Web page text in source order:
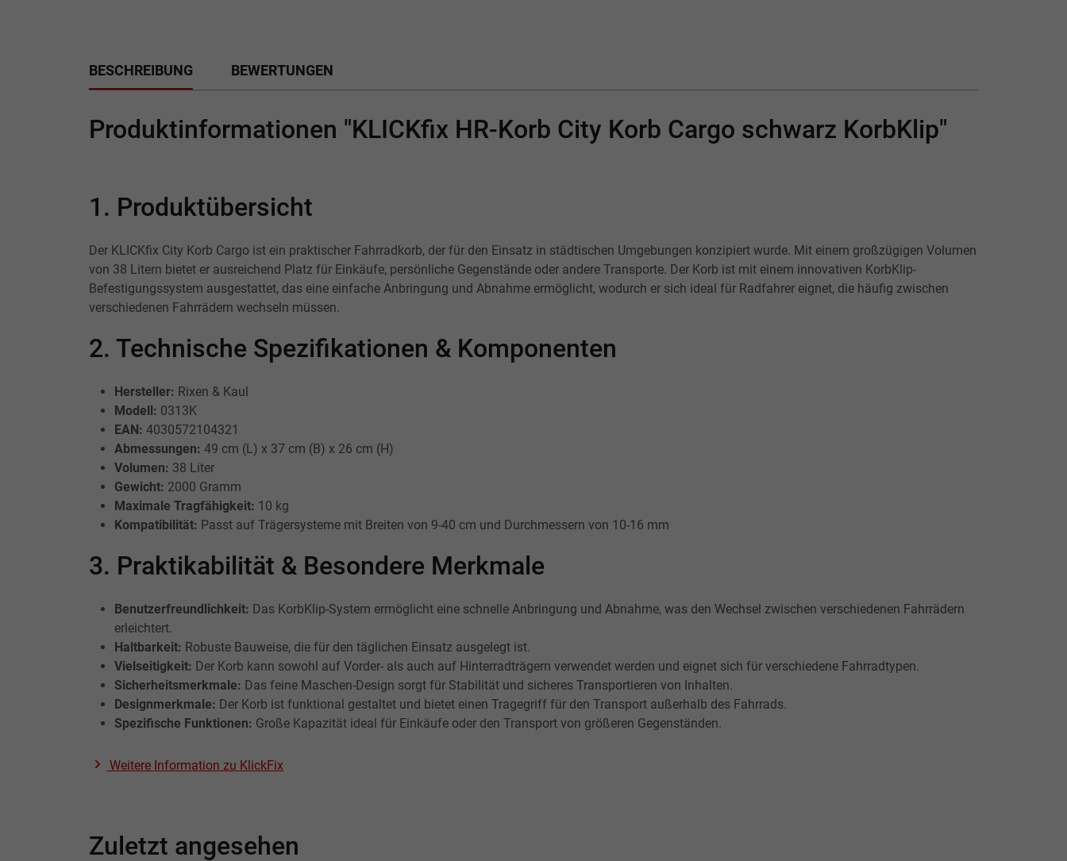
BESCHREIBUNG BEWERTUNGEN
Produktinformationen "KLICKfix HR-Korb City Korb Cargo schwarz KorbKlip"
1. Produktübersicht
Der KLICKfix City Korb Cargo ist ein praktischer Fahrradkorb, der für den Einsatz in städtischen Umgebungen konzipiert wurde. Mit einem großzügigen Volumen
von 38 Litern bietet er ausreichend Platz für Einkäufe, persönliche Gegenstände oder andere Transporte. Der Korb ist mit einem innovativen KorbKlip-
Befestigungssystem ausgestattet, das eine einfache Anbringung und Abnahme ermöglicht, wodurch er sich ideal für Radfahrer eignet, die häufig zwischen
verschiedenen Fahrrädern wechseln müssen.
2. Technische Spezifikationen & Komponenten
Hersteller: Rixen & Kaul
Modell: 0313K
EAN: 4030572104321
Abmessungen: 49 cm (L) x 37 cm (B) x 26 cm (H)
Volumen: 38 Liter
Gewicht: 2000 Gramm
Maximale Tragfähigkeit: 10 kg
Kompatibilität: Passt auf Trägersysteme mit Breiten von 9-40 cm und Durchmessern von 10-16 mm
3. Praktikabilität & Besondere Merkmale
Benutzerfreundlichkeit: Das KorbKlip-System ermöglicht eine schnelle Anbringung und Abnahme, was den Wechsel zwischen verschiedenen Fahrrädern
erleichtert.
Haltbarkeit: Robuste Bauweise, die für den täglichen Einsatz ausgelegt ist.
Vielseitigkeit: Der Korb kann sowohl auf Vorder- als auch auf Hinterradträgern verwendet werden und eignet sich für verschiedene Fahrradtypen.
Sicherheitsmerkmale: Das feine Maschen-Design sorgt für Stabilität und sicheres Transportieren von Inhalten.
Designmerkmale: Der Korb ist funktional gestaltet und bietet einen Tragegriff für den Transport außerhalb des Fahrrads.
Spezifische Funktionen: Große Kapazität ideal für Einkäufe oder den Transport von größeren Gegenständen.
Weitere Information zu KlickFix
Zuletzt angesehen